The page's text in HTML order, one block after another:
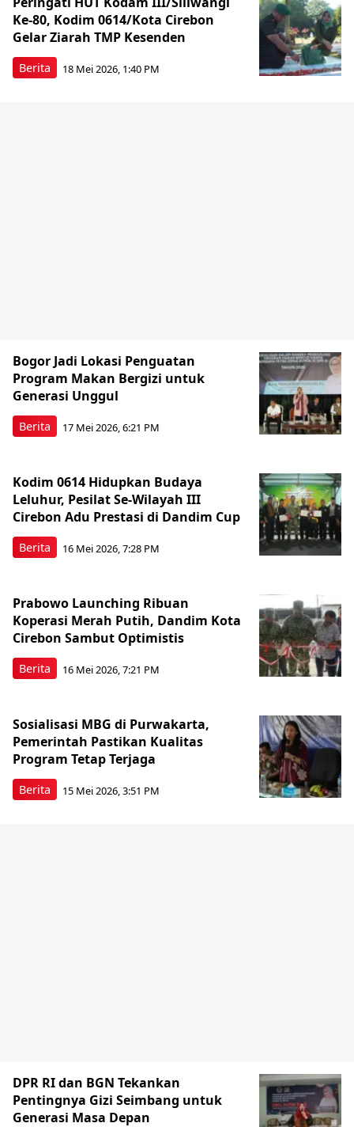
Berita
Ke-80, Kodim 0614/Kota Cirebon
Gelar Ziarah TMP Kesenden
18 Mei 2026, 1:40 PM
Berita
Bogor Jadi Lokasi Penguatan
Program Makan Bergizi untuk
Generasi Unggul
17 Mei 2026, 6:21 PM
Berita
Kodim 0614 Hidupkan Budaya
Leluhur, Pesilat Se-Wilayah III
Cirebon Adu Prestasi di Dandim Cup
16 Mei 2026, 7:28 PM
Berita
Prabowo Launching Ribuan
Koperasi Merah Putih, Dandim Kota
Cirebon Sambut Optimistis
16 Mei 2026, 7:21 PM
Berita
Sosialisasi MBG di Purwakarta,
Pemerintah Pastikan Kualitas
Program Tetap Terjaga
15 Mei 2026, 3:51 PM
DPR RI dan BGN Tekankan
Pentingnya Gizi Seimbang untuk
Generasi Masa Depan